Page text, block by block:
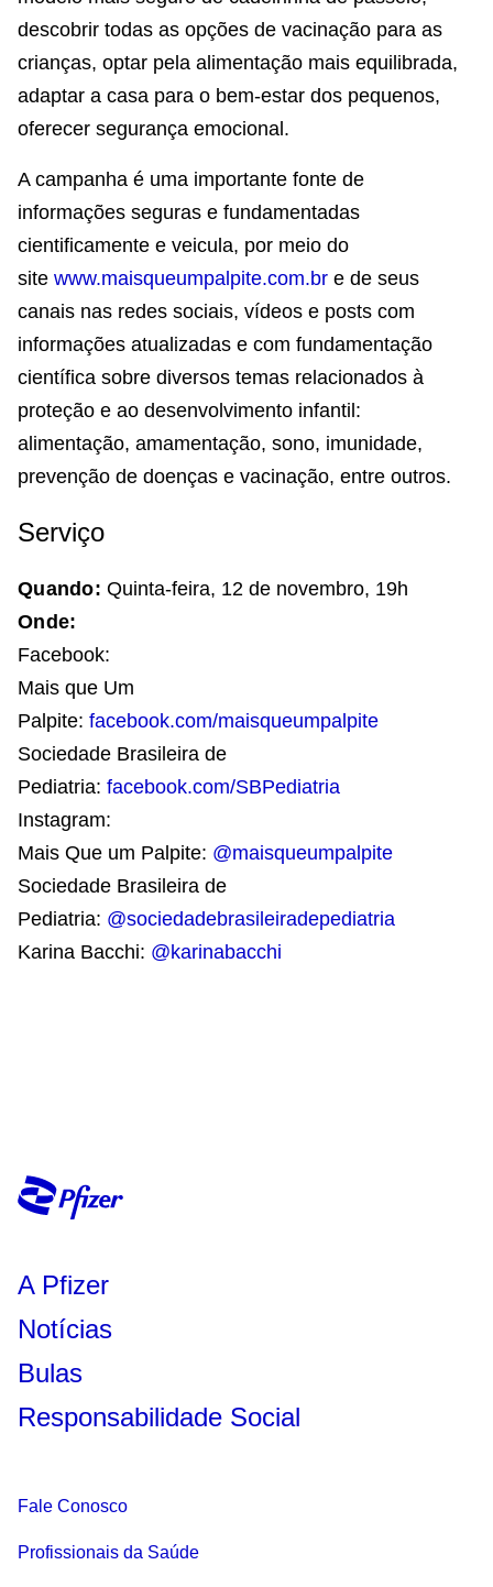
descobrir todas as opções de vacinação para as
crianças, optar pela alimentação mais equilibrada,
adaptar a casa para o bem-estar dos pequenos,
oferecer segurança emocional.
A campanha é uma importante fonte de
informações seguras e fundamentadas
cientificamente e veicula, por meio do
site www.maisqueumpalpite.com.br e de seus
canais nas redes sociais, vídeos e posts com
informações atualizadas e com fundamentação
científica sobre diversos temas relacionados à
proteção e ao desenvolvimento infantil:
alimentação, amamentação, sono, imunidade,
prevenção de doenças e vacinação, entre outros.
Serviço
Quando: Quinta-feira, 12 de novembro, 19h
Onde:
Facebook:
Mais que Um
Palpite: facebook.com/maisqueumpalpite
Sociedade Brasileira de
Pediatria: facebook.com/SBPediatria
Instagram:
Mais Que um Palpite: @maisqueumpalpite
Sociedade Brasileira de
Pediatria: @sociedadebrasileiradepediatria
Karina Bacchi: @karinabacchi
A Pfizer
Notícias
Bulas
Responsabilidade Social
Fale Conosco
Profissionais da Saúde